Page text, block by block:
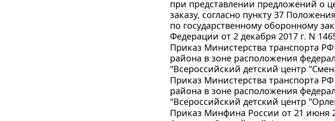
при представлении предложений о
заказу, согласно пункту 37
по государственному оборонному
Федерации от 2 декабря 2017 г. N
Приказ Министерства транспорта
района в зоне расположения
"Всероссийский детский центр
Приказ Министерства транспорта
района в зоне расположения
"Всероссийский детский центр
Приказ Минфина России от 21 июня